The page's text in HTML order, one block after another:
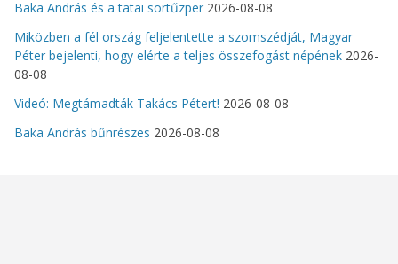
Baka András és a tatai sortűzper 2026-08-08
Miközben a fél ország feljelentette a szomszédját, Magyar
Péter bejelenti, hogy elérte a teljes összefogást népének 2026-
08-08
Videó: Megtámadták Takács Pétert! 2026-08-08
Baka András bűnrészes 2026-08-08